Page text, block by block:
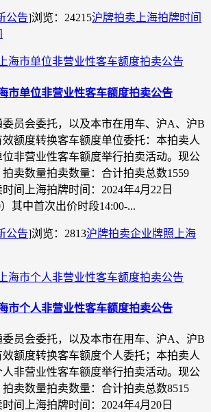
公告]浏览：24215沪牌拍卖 上海拍牌时间
市单位非营业性客车额度拍卖公告
委员会委托，以及本市在用车、沪A、沪B
额度转换客车额度单位委托：本拍卖人
非营业性客车额度举行拍卖活动。现公
卖数量拍卖数量：合计拍卖总数1559
间上海拍牌时间：2024年4月22日
）其中首次出价时段14:00-...
公告]浏览：2813沪牌拍卖企业牌照 上海
市个人非营业性客车额度拍卖公告
委员会委托，以及本市在用车、沪A、沪B
额度转换客车额度个人委托；本拍卖人
非营业性客车额度举行拍卖活动。现公
卖数量拍卖数量：合计拍卖总数8515
间上海拍牌时间：2024年4月20日